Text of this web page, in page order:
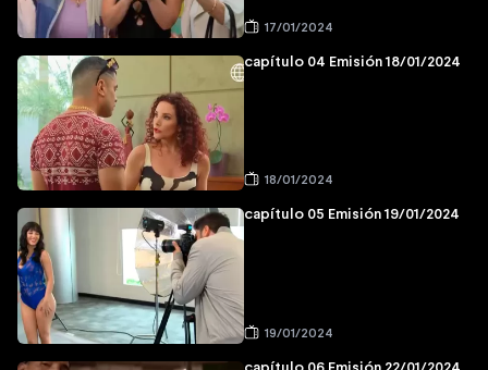
17/01/2024
capítulo 04 Emisión 18/01/2024
18/01/2024
capítulo 05 Emisión 19/01/2024
19/01/2024